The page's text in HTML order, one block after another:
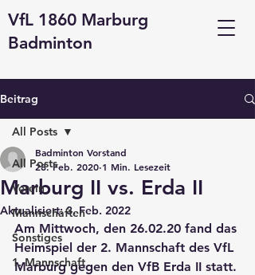
VfL 1860 Marburg
Badminton
Beitrag
All Posts
Verein
Mannschaften
Sonstiges
1. Mannschaft
All Posts
Marburg II vs. Erda II
Badminton Vorstand
28. Feb. 2020 1 Min. Lesezeit
Aktualisiert:3. Feb. 2022
Am Mittwoch, den 26.02.20 fand das
Heimspiel der 2. Mannschaft des VfL
Marburg gegen den VfB Erda II statt.